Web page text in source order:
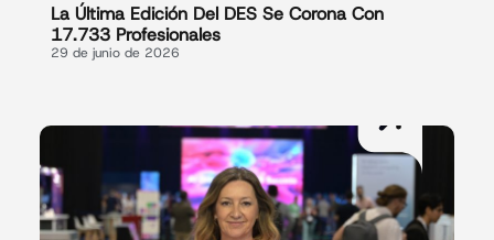
La Última Edición Del DES Se Corona Con
17.733 Profesionales
29 de junio de 2026